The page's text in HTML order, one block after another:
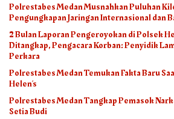
Polrestabes Medan Musnahkan Puluhan
Pengungkapan Jaringan Internasional dan
2 Bulan Laporan Pengeroyokan di Polsek
Ditangkap, Pengacara Korban: Penyidik
Perkara
Polrestabes Medan Temukan Fakta Baru
Helen’s
Polrestabes Medan Tangkap Pemasok
Setia Budi